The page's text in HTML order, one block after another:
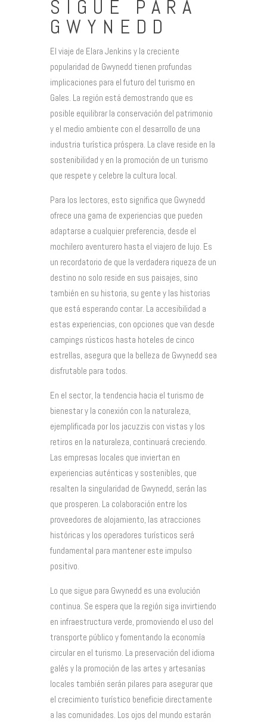
SIGUE PARA
GWYNEDD
El viaje de Elara Jenkins y la creciente
popularidad de Gwynedd tienen profundas
implicaciones para el futuro del turismo en
Gales. La región está demostrando que es
posible equilibrar la conservación del patrimonio
y el medio ambiente con el desarrollo de una
industria turística próspera. La clave reside en la
sostenibilidad y en la promoción de un turismo
que respete y celebre la cultura local.
Para los lectores, esto significa que Gwynedd
ofrece una gama de experiencias que pueden
adaptarse a cualquier preferencia, desde el
mochilero aventurero hasta el viajero de lujo. Es
un recordatorio de que la verdadera riqueza de un
destino no solo reside en sus paisajes, sino
también en su historia, su gente y las historias
que está esperando contar. La accesibilidad a
estas experiencias, con opciones que van desde
campings rústicos hasta hoteles de cinco
estrellas, asegura que la belleza de Gwynedd sea
disfrutable para todos.
En el sector, la tendencia hacia el turismo de
bienestar y la conexión con la naturaleza,
ejemplificada por los jacuzzis con vistas y los
retiros en la naturaleza, continuará creciendo.
Las empresas locales que inviertan en
experiencias auténticas y sostenibles, que
resalten la singularidad de Gwynedd, serán las
que prosperen. La colaboración entre los
proveedores de alojamiento, las atracciones
históricas y los operadores turísticos será
fundamental para mantener este impulso
positivo.
Lo que sigue para Gwynedd es una evolución
continua. Se espera que la región siga invirtiendo
en infraestructura verde, promoviendo el uso del
transporte público y fomentando la economía
circular en el turismo. La preservación del idioma
galés y la promoción de las artes y artesanías
locales también serán pilares para asegurar que
el crecimiento turístico beneficie directamente
a las comunidades. Los ojos del mundo estarán